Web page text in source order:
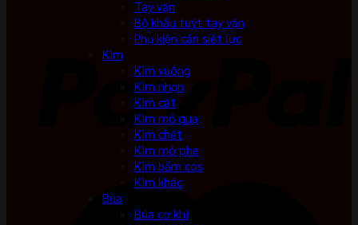
Tay vặn
Bộ khẩu tuýt tay vặn
Phụ kiện cần siết lực
Kìm
Kìm vuông
Kìm nhọn
Kìm cắt
Kìm mỏ quạ
Kìm chết
Kìm mở phe
Kìm bấm cos
Kìm khác
Búa
Búa cơ khí